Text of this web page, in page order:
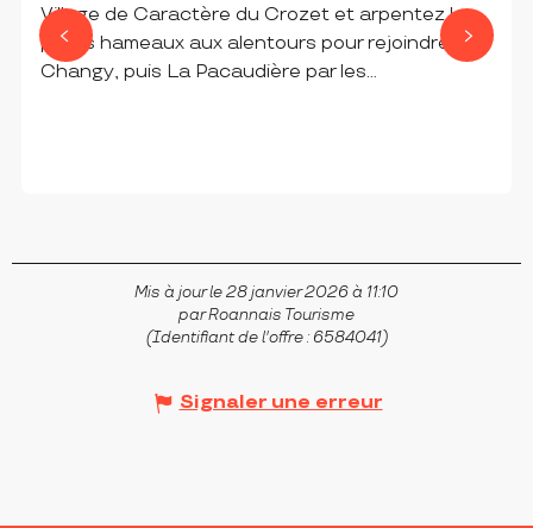
Village de Caractère du Crozet et arpentez les
petits hameaux aux alentours pour rejoindre
Changy, puis La Pacaudière par les...
Mis à jour le 28 janvier 2026 à 11:10
par Roannais Tourisme
(Identifiant de l'offre : 6584041)
Signaler une erreur